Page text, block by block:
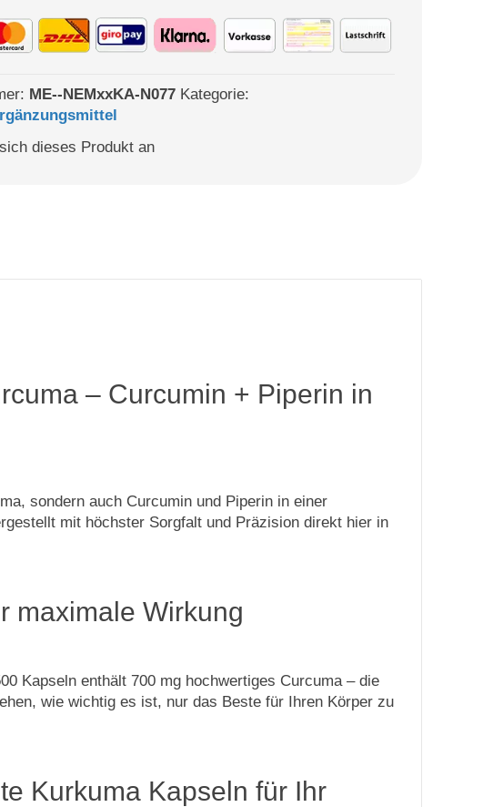
ME--NEMxxKA-N077 Kategorie:
dieses Produkt an
– Curcumin + Piperin in
sondern auch Curcumin und Piperin in einer
mit höchster Sorgfalt und Präzision direkt hier in
maximale Wirkung
Kapseln enthält 700 mg hochwertiges Curcuma – die
wie wichtig es ist, nur das Beste für Ihren Körper zu
Kurkuma Kapseln für Ihr